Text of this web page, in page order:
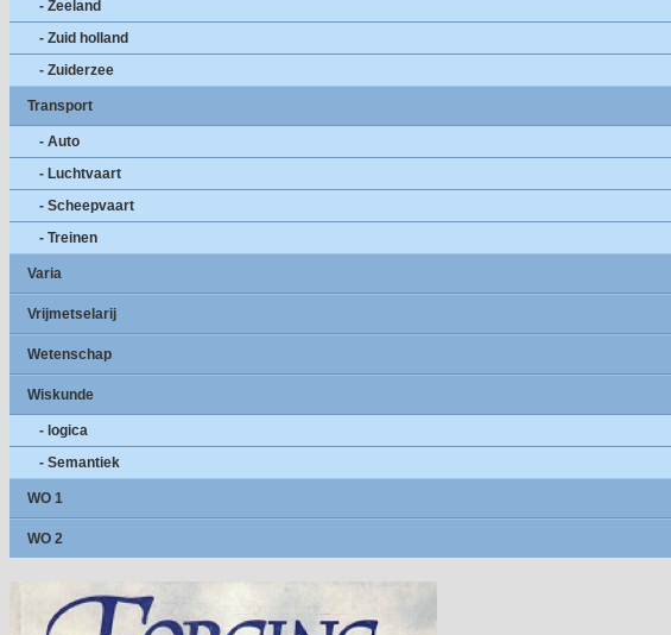
- Zeeland
- Zuid holland
- Zuiderzee
Transport
- Auto
- Luchtvaart
- Scheepvaart
- Treinen
Varia
Vrijmetselarij
Wetenschap
Wiskunde
- logica
- Semantiek
WO 1
WO 2